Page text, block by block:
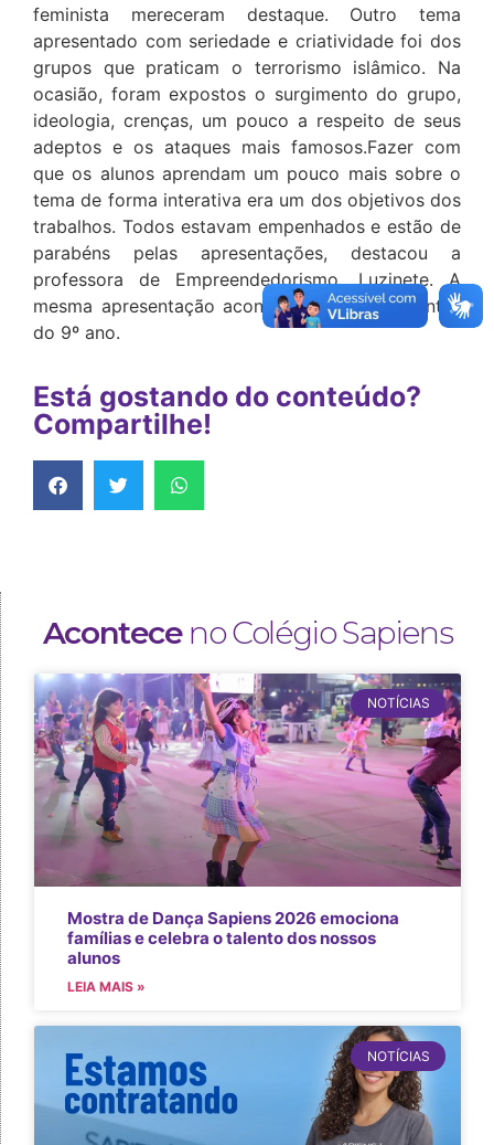
feminista mereceram destaque. Outro tema
apresentado com seriedade e criatividade foi dos
grupos que praticam o terrorismo islâmico. Na
ocasião, foram expostos o surgimento do grupo,
ideologia, crenças, um pouco a respeito de seus
adeptos e os ataques mais famosos.Fazer com
que os alunos aprendam um pouco mais sobre o
tema de forma interativa era um dos objetivos dos
trabalhos. Todos estavam empenhados e estão de
parabéns pelas apresentações, destacou a
professora de Empreendedorismo, Luzinete. A
mesma apresentação acontecerá com estudantes
do 9º ano.
Está gostando do conteúdo?
Compartilhe!
Aconteceno Colégio Sapiens
NOTÍCIAS
Mostra de Dança Sapiens 2026 emociona
famílias e celebra o talento dos nossos
alunos
LEIA MAIS »
NOTÍCIAS